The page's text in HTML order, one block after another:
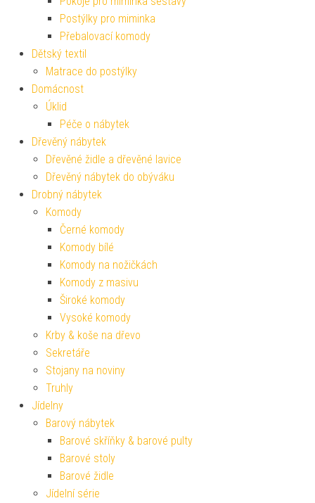
Postýlky pro miminka
Přebalovací komody
Dětský textil
Matrace do postýlky
Domácnost
Úklid
Péče o nábytek
Dřevěný nábytek
Dřevěné židle a dřevěné lavice
Dřevěný nábytek do obýváku
Drobný nábytek
Komody
Černé komody
Komody bílé
Komody na nožičkách
Komody z masivu
Široké komody
Vysoké komody
Krby & koše na dřevo
Sekretáře
Stojany na noviny
Truhly
Jídelny
Barový nábytek
Barové skříňky & barové pulty
Barové stoly
Barové židle
Jídelní série